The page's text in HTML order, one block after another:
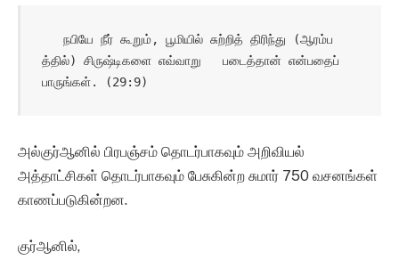
   நபியே நீர் கூறும், பூமியில் சுற்றித் திரிந்து (ஆரம்ப
த்தில்) சிருஷ்டிகளை எவ்வாறு   படைத்தான் என்பதைப்
பாருங்கள். (29:9)
அல்குர்ஆனில் பிரபஞ்சம் தொடர்பாகவும் அறிவியல்
அத்தாட்சிகள் தொடர்பாகவும் பேசுகின்ற சுமார் 750 வசனங்கள்
காணப்படுகின்றன.
குர்ஆனில்,